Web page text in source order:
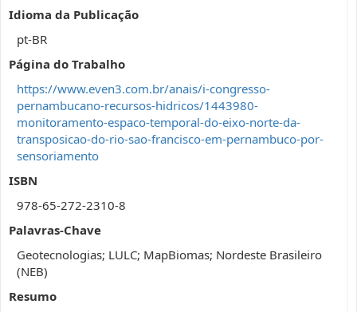
Idioma da Publicação
pt-BR
Página do Trabalho
https://www.even3.com.br/anais/i-congresso-
pernambucano-recursos-hidricos/1443980-
monitoramento-espaco-temporal-do-eixo-norte-da-
transposicao-do-rio-sao-francisco-em-pernambuco-por-
sensoriamento
ISBN
978-65-272-2310-8
Palavras-Chave
Geotecnologias; LULC; MapBiomas; Nordeste Brasileiro
(NEB)
Resumo